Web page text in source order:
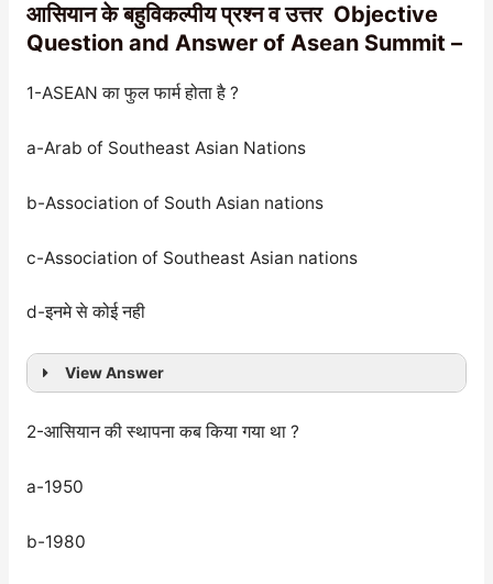
आसियान के बहुविकल्पीय प्रश्न व उत्तर Objective
Question and Answer of Asean Summit –
1-ASEAN का फुल फार्म होता है ?
a-Arab of Southeast Asian Nations
b-Association of South Asian nations
c-Association of Southeast Asian nations
d-इनमे से कोई नही
View Answer
2-आसियान की स्थापना कब किया गया था ?
a-1950
b-1980